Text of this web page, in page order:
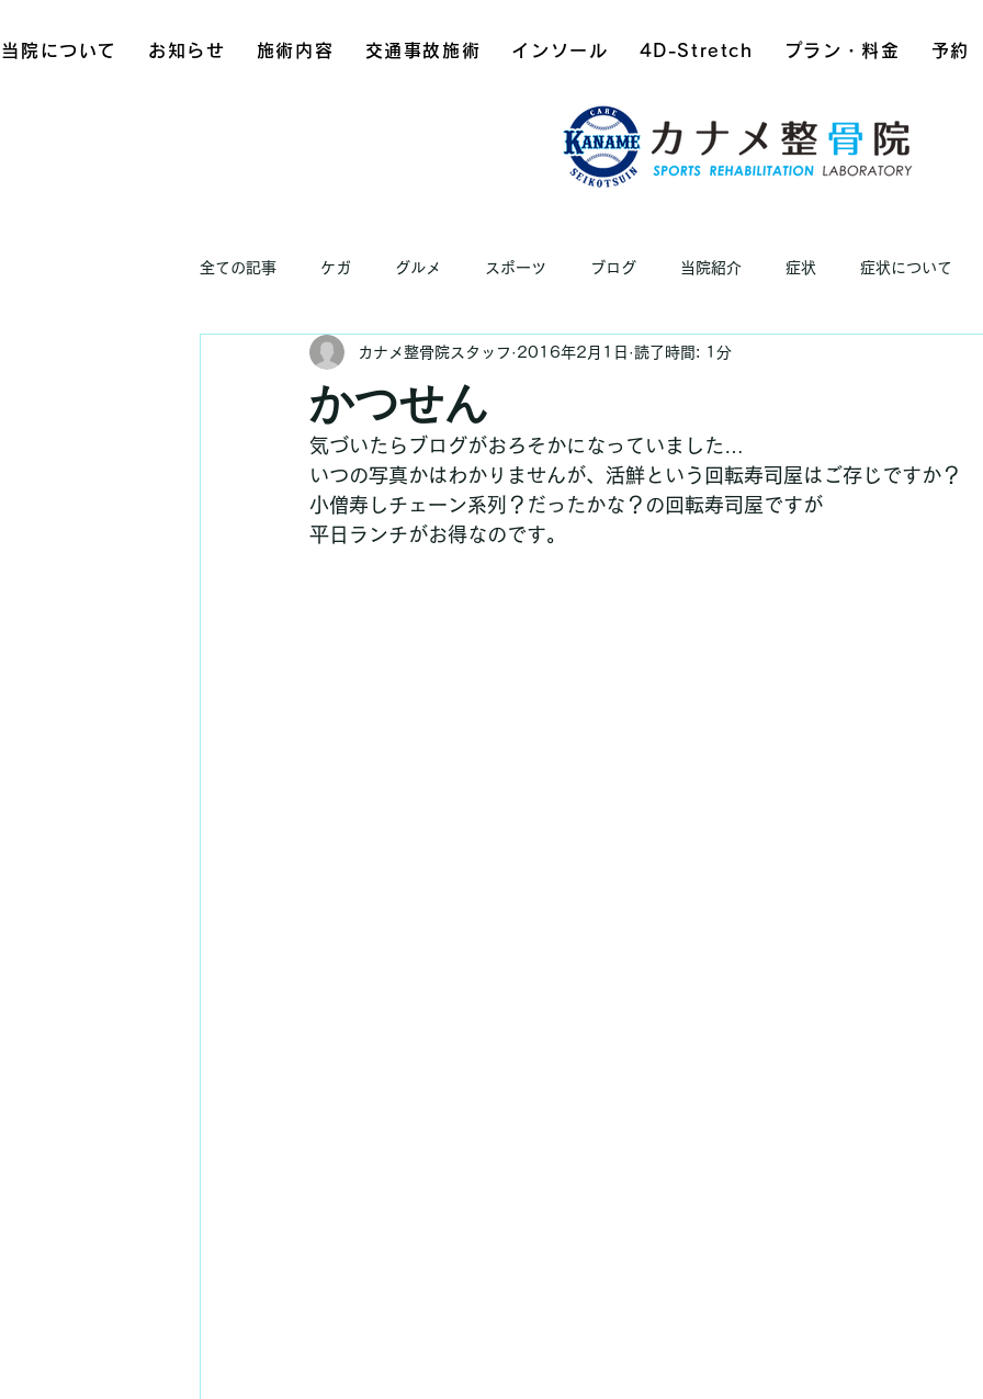
当院について お知らせ 施術内容 交通事故施術 インソール 4D-Stretch プラン・料金 予約
全ての記事 ケガ グルメ スポーツ ブログ 当院紹介 症状 症状について
かつせん
カナメ整骨院スタッフ 2016年2月1日 読了時間: 1分
気づいたらブログがおろそかになっていました…
いつの写真かはわかりませんが、活鮮という回転寿司屋はご存じですか？
小僧寿しチェーン系列？だったかな？の回転寿司屋ですが
平日ランチがお得なのです。